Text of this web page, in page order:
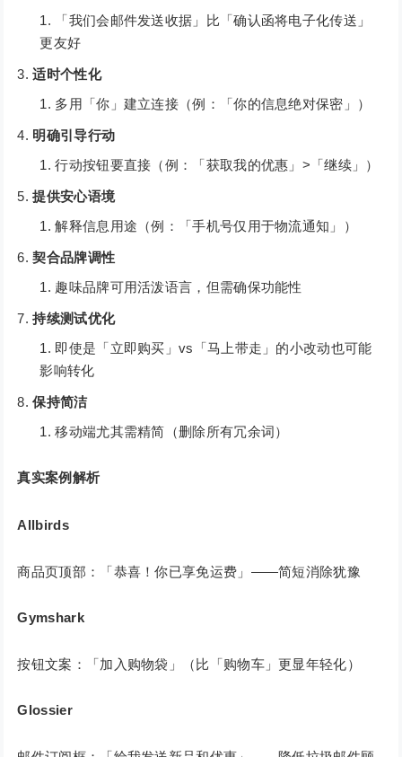
「我们会邮件发送收据」比「确认函将电子化传送」
更友好
适时个性化
多用「你」建立连接（例：「你的信息绝对保密」）
明确引导行动
行动按钮要直接（例：「获取我的优惠」>「继续」）
提供安心语境
解释信息用途（例：「手机号仅用于物流通知」）
契合品牌调性
趣味品牌可用活泼语言，但需确保功能性
持续测试优化
即使是「立即购买」vs「马上带走」的小改动也可能
影响转化
保持简洁
移动端尤其需精简（删除所有冗余词）
真实案例解析
Allbirds
商品页顶部：「恭喜！你已享免运费」——简短消除犹豫
Gymshark
按钮文案：「加入购物袋」（比「购物车」更显年轻化）
Glossier